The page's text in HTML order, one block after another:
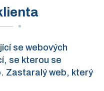
se webových
se kterou se
Zastaralý web, který